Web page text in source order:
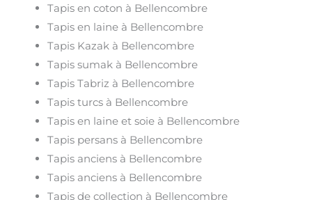
Tapis en coton à Bellencombre
Tapis en laine à Bellencombre
Tapis Kazak à Bellencombre
Tapis sumak à Bellencombre
Tapis Tabriz à Bellencombre
Tapis turcs à Bellencombre
Tapis en laine et soie à Bellencombre
Tapis persans à Bellencombre
Tapis anciens à Bellencombre
Tapis anciens à Bellencombre
Tapis de collection à Bellencombre